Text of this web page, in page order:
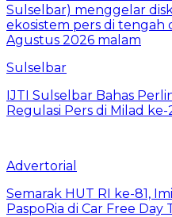
Sulselbar
IJTI Sulselbar Bahas
Regulasi Pers di Milad ke-
Advertorial
Semarak HUT RI ke-81,
PaspoRia di Car Free Day